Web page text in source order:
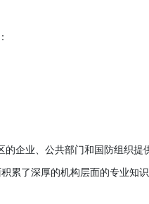
企业、公共部门和国防组织
累了深厚的机构层面的专业知